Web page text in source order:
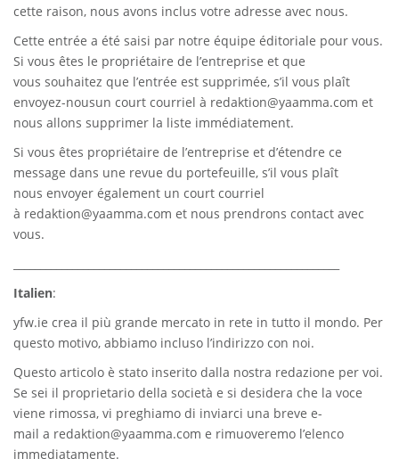
cette raison, nous avons inclus votre adresse avec nous.
Cette entrée a été saisi par notre équipe éditoriale pour vous.
Si vous êtes le propriétaire de l’entreprise et que
vous souhaitez que l’entrée est supprimée, s’il vous plaît
envoyez-nousun court courriel à redaktion@yaamma.com et
nous allons supprimer la liste immédiatement.
Si vous êtes propriétaire de l’entreprise et d’étendre ce
message dans une revue du portefeuille, s’il vous plaît
nous envoyer également un court courriel
à redaktion@yaamma.com et nous prendrons contact avec
vous.
Italien:
yfw.ie crea il più grande mercato in rete in tutto il mondo. Per
questo motivo, abbiamo incluso l’indirizzo con noi.
Questo articolo è stato inserito dalla nostra redazione per voi.
Se sei il proprietario della società e si desidera che la voce
viene rimossa, vi preghiamo di inviarci una breve e-
mail a redaktion@yaamma.com e rimuoveremo l’elenco
immediatamente.